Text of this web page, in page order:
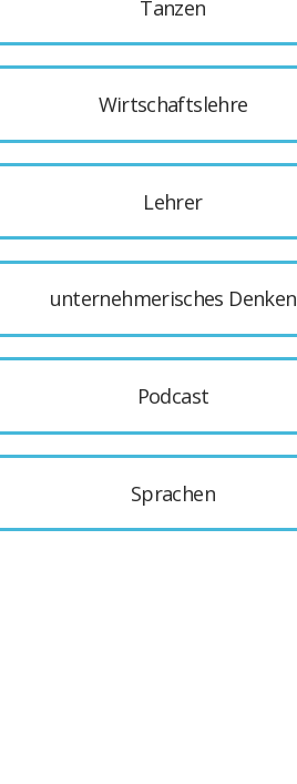
Tanzen
Wirtschaftslehre
Lehrer
unternehmerisches Denken
Podcast
Sprachen